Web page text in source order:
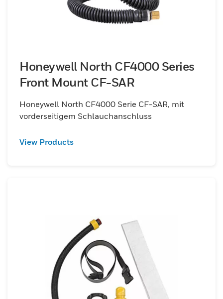
Honeywell North CF4000 Series
Front Mount CF-SAR
Honeywell North CF4000 Serie CF-SAR, mit
vorderseitigem Schlauchanschluss
View Products